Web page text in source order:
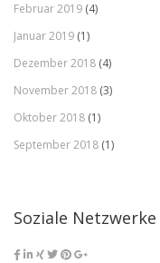
Februar 2019 (4)
Januar 2019 (1)
Dezember 2018 (4)
November 2018 (3)
Oktober 2018 (1)
September 2018 (1)
Soziale Netzwerke